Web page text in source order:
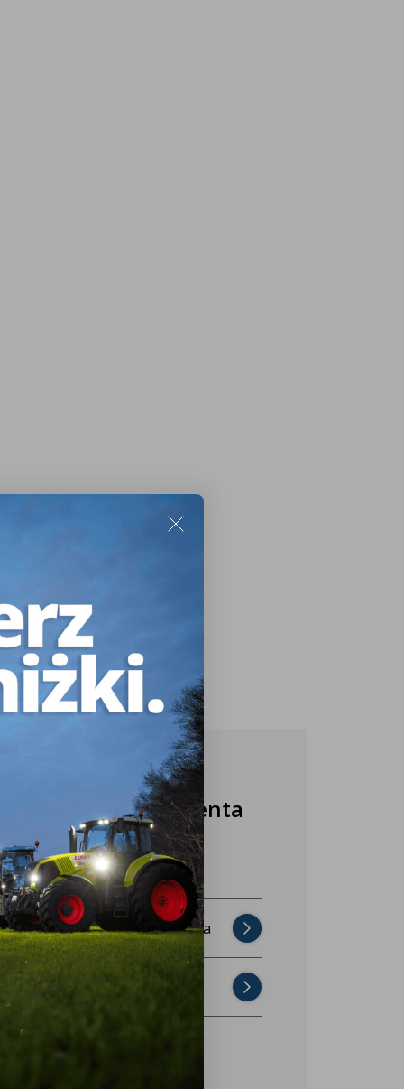
Nasza obsługa klienta
jest do Twojej
dyspozycji!
Najczęściej zadawane pytania
Skontaktuj się z nami